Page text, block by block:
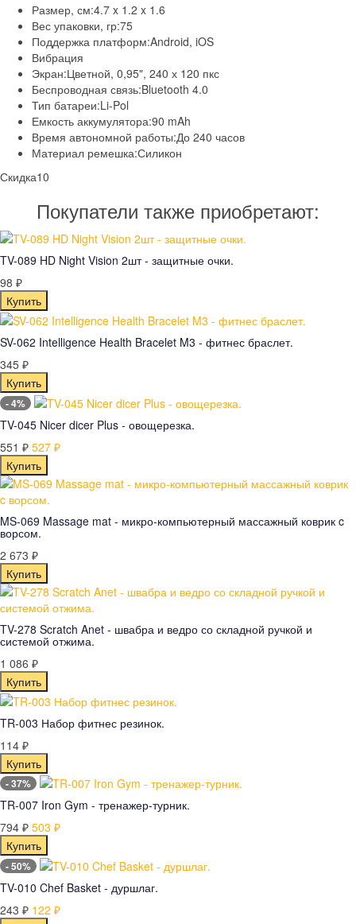
Размер, см:4.7 x 1.2 x 1.6
Вес упаковки, гр:75
Поддержка платформ:Android, iOS
Вибрация
Экран:Цветной, 0,95", 240 х 120 пкс
Беспроводная связь:Bluetooth 4.0
Тип батареи:Li-Pol
Емкость аккумулятора:90 mAh
Время автономной работы:До 240 часов
Материал ремешка:Силикон
Скидка10
Покупатели также приобретают:
TV-089 HD Night Vision 2шт - защитные очки.
98 ₽
SV-062 Intelligence Health Bracelet M3 - фитнес браслет.
345 ₽
- 4%
TV-045 Nicer dicer Plus - овощерезка.
551
₽ 527 ₽
MS-069 Massage mat - микро-компьютерный массажный коврик c
ворсом.
2 673 ₽
TV-278 Scratch Anet - швабра и ведро со складной ручкой и
системой отжима.
1 086 ₽
TR-003 Набор фитнес резинок.
114 ₽
- 37%
TR-007 Iron Gym - тренажер-турник.
794 ₽ 503 ₽
- 50%
TV-010 Chef Basket - дуршлаг.
243 ₽ 122 ₽